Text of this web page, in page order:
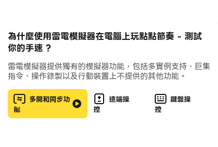
❤️玩法❤️
感受音樂的節奏點，輕擊屏幕操作光點的移動軌跡。踩准節
奏點， 努力獲得更多的分數和鑽石吧！舞動手指，來體驗
最強節奏感帶來的刺激吧！
❤️遊戲特點❤️
🎶簡單易玩，人人都是節奏大師
為什麼使用雷電模擬器在電腦上玩點點節奏 - 測試
你的手速 ?
雷電模擬器提供獨有的模擬器功能，包括多實例支持、巨集
指令、操作錄製以及行動裝置上不提供的其他功能。
多開和同步功
能
遠端操
控
鍵盤操
控